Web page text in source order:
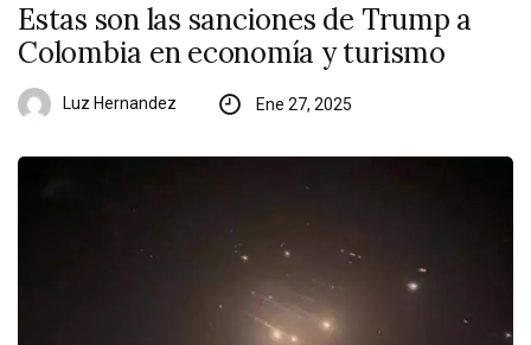
Estas son las sanciones de Trump a
Colombia en economía y turismo
Luz Hernandez Ene 27, 2025